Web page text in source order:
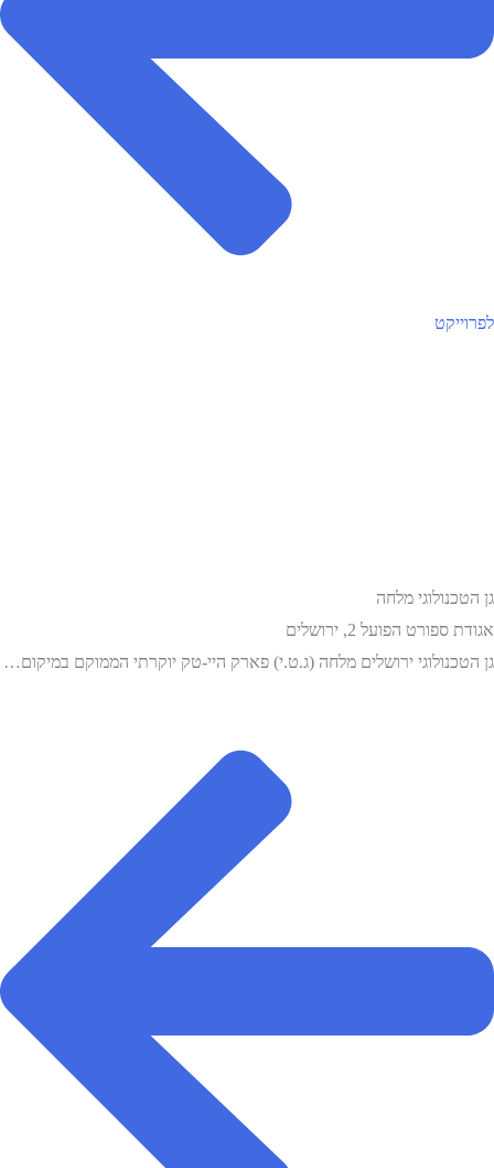
לפרוייקט
גן הטכנולוגי מלחה
אגודת ספורט הפועל 2, ירושלים
גן הטכנולוגי ירושלים מלחה (ג.ט.י) פארק היי-טק יוקרתי הממוקם במיקום…